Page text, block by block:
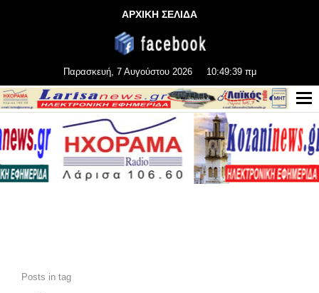
ΑΡΧΙΚΗ ΣΕΛΙΔΑ
Παρασκευή, 7 Αυγούστου 2026 10:49:40 πμ
Posts in tag